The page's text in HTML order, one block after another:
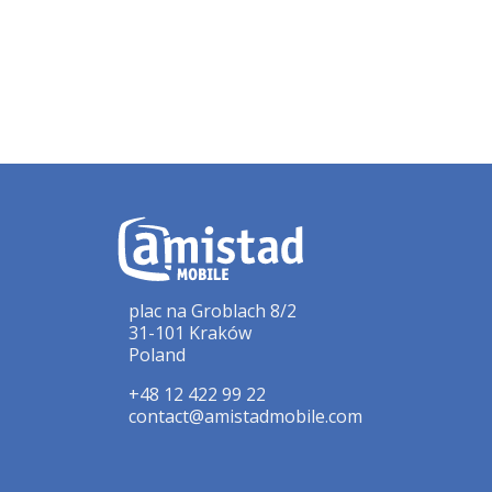
plac na Groblach 8/2
31-101 Kraków
Poland
+48 12 422 99 22
contact@amistadmobile.com